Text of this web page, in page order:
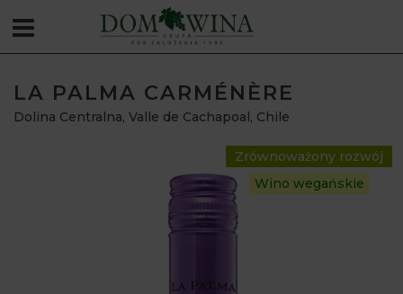
LA PALMA CARMÉNÈRE
Dolina Centralna, Valle de Cachapoal, Chile
Zrównoważony rozwój
Wino wegańskie